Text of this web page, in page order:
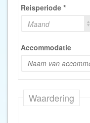
Reisperiode *
Maand
Accommodatie
Waardering